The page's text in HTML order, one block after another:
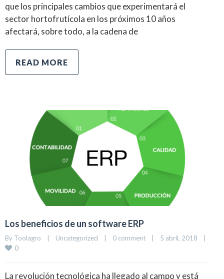
que los principales cambios que experimentará el
sector hortofrutícola en los próximos 10 años
afectará, sobre todo, a la cadena de
READ MORE
Los beneficios de un software ERP
By Toolagro    | Uncategorized 0 comment
0
La revolución tecnológica ha llegado al campo y está